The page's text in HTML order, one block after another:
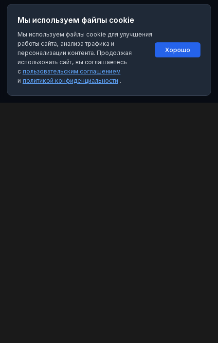
Мы используем файлы cookie
Мы используем файлы cookie для улучшения
работы сайта, анализа трафика и
персонализации контента. Продолжая
использовать сайт, вы соглашаетесь
с пользовательским соглашением
и политикой конфиденциальности .
Хорошо